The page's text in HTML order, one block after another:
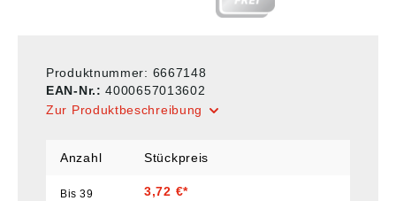
Produktnummer: 6667148
EAN-Nr.:4000657013602
Zur Produktbeschreibung
Anzahl Stückpreis
Bis39 3,72 €*